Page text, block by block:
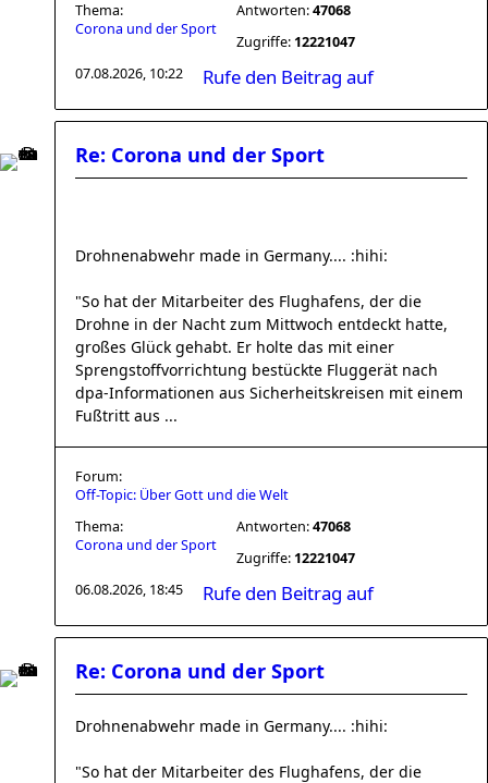
Thema:
Corona und der Sport
Antworten:47068
Zugriffe: 12221047
07.08.2026, 10:22
Rufe den Beitrag auf
Re: Corona und der Sport
Drohnenabwehr made in Germany.... :hihi:
"So hat der Mitarbeiter des Flughafens, der die
Drohne in der Nacht zum Mittwoch entdeckt hatte,
großes Glück gehabt. Er holte das mit einer
Sprengstoffvorrichtung bestückte Fluggerät nach
dpa-Informationen aus Sicherheitskreisen mit einem
Fußtritt aus ...
Forum:
Off-Topic: Über Gott und die Welt
Thema:
Corona und der Sport
Antworten:47068
Zugriffe: 12221047
06.08.2026, 18:45
Rufe den Beitrag auf
Re: Corona und der Sport
Drohnenabwehr made in Germany.... :hihi:
"So hat der Mitarbeiter des Flughafens, der die